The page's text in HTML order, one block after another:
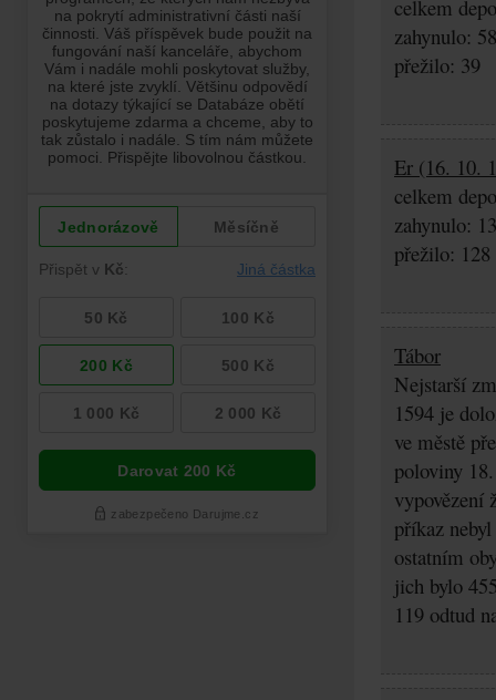
celkem
zahynulo:
přežilo: 39
Er (16. 10.
celkem
zahynulo:
přežilo: 128
Tábor
Nejstarší
1594 je
ve městě
poloviny
vypovězení
příkaz
ostatním
jich bylo
119 odtud